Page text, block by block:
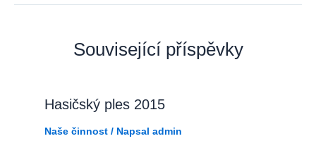
Související příspěvky
Hasičský ples 2015
Naše činnost/ Napsal admin